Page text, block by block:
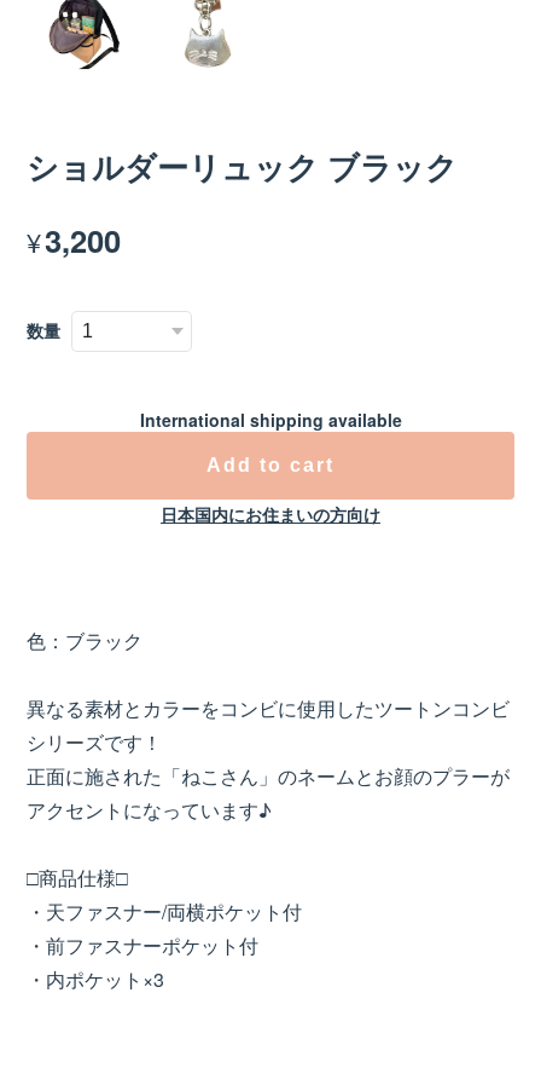
ショルダーリュック ブラック
¥3,200
数量
International shipping available
Add to cart
日本国内にお住まいの方向け
色：ブラック
異なる素材とカラーをコンビに使用したツートンコンビ
シリーズです！
正面に施された「ねこさん」のネームとお顔のプラーが
アクセントになっています♪
□商品仕様□
・天ファスナー/両横ポケット付
・前ファスナーポケット付
・内ポケット×3